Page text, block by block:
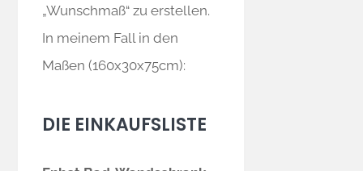
„Wunschmaß“ zu erstellen.
In meinem Fall in den
Maßen (160x30x75cm):
DIE EINKAUFSLISTE